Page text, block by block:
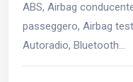
ABS, Airbag
passeggero, Airbag
Autoradio, Bluetooth...